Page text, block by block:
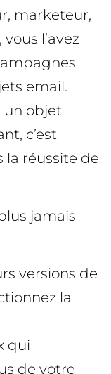
marketeur,
l’avez
email.
un objet
c’est
réussite de
jamais
versions de
la
qui
de votre